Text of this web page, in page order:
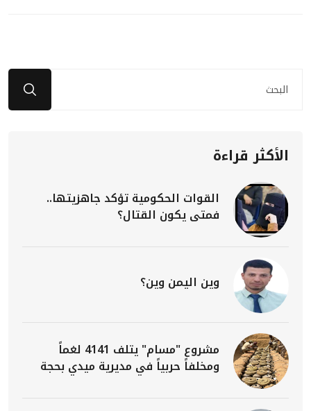
الأكثر قراءة
القوات الحكومية تؤكد جاهزيتها..
فمتى يكون القتال؟
وين اليمن وين؟
مشروع "مسام" يتلف 4141 لغماً
ومخلفاً حربياً في مديرية ميدي بحجة